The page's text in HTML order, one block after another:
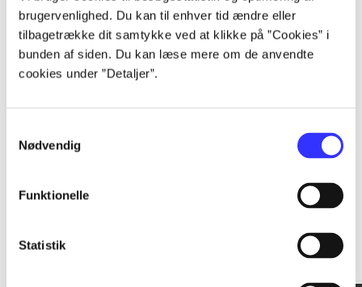
brugervenlighed. Du kan til enhver tid ændre eller
tilbagetrække dit samtykke ved at klikke på ”Cookies” i
bunden af siden. Du kan læse mere om de anvendte
cookies under ”Detaljer”.
Nødvendig
Funktionelle
Statistik
...
Gå til serien